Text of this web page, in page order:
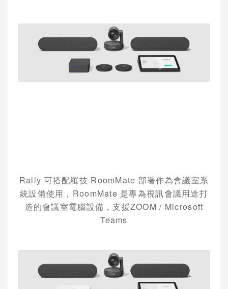
Rally 可搭配羅技 RoomMate 部署作為會議室系
統設備使用， RoomMate 是專為視訊會議用途打
造的會議室電腦設備，支援ZOOM / Microsoft
Teams